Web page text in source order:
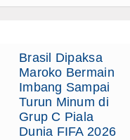
Brasil Dipaksa
Maroko Bermain
Imbang Sampai
Turun Minum di
Grup C Piala
Dunia FIFA 2026